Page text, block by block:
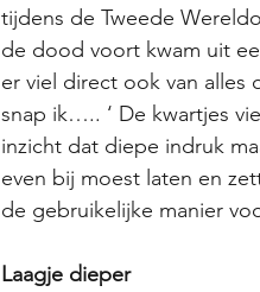
tijdens de Tweede
de dood voort kwam uit
er viel direct ook van alles
snap ik….. ‘ De kwartjes
inzicht dat diepe indruk
even bij moest laten en
de gebruikelijke manier
Laagje dieper